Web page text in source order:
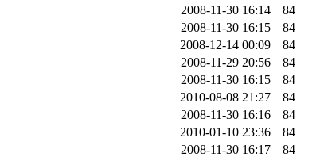
2008-11-30 16:14
84
2008-11-30 16:15
84
2008-12-14 00:09
84
2008-11-29 20:56
84
2008-11-30 16:15
84
2010-08-08 21:27
84
2008-11-30 16:16
84
2010-01-10 23:36
84
2008-11-30 16:17
84